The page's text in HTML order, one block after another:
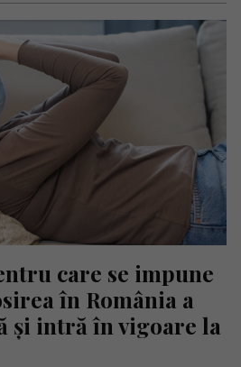
care se impune
în România a
și intră în vigoare la